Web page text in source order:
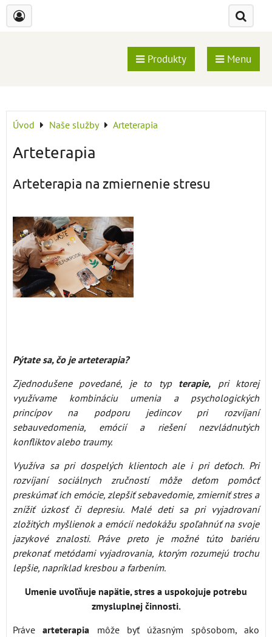
Produkty Menu
Úvod Naše služby Arteterapia
Arteterapia
Arteterapia na zmiernenie stresu
Pýtate sa, čo je arteterapia?
Zjednodušene povedané, je to typ terapie, pri ktorej
využívame kombináciu umenia a psychologických
princípov na podporu jedincov pri rozvíjaní
sebauvedomenia, emócií a riešení nezvládnutých
konfliktov alebo traumy.
Využíva sa pri dospelých klientoch ale i pri deťoch. Pri
rozvíjaní sociálnych zručností môže deťom pomôcť
preskúmať ich emócie, zlepšiť sebavedomie, zmierniť stres a
znížiť úzkosť či depresiu. Malé deti sa pri vyjadrovaní
zložitých myšlienok a emócií nedokážu spoľahnúť na svoje
jazykové znalosti. Práve preto je možné túto bariéru
prekonať metódami vyjadrovania, ktorým rozumejú trochu
lepšie, napríklad kresbou a farbením.
Umenie uvoľňuje napätie, stres a uspokojuje potrebu
zmysluplnej činnosti.
Právearteterapia môže byť úžasným spôsobom, ako